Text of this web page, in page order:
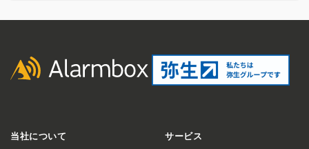
当社について
サービス